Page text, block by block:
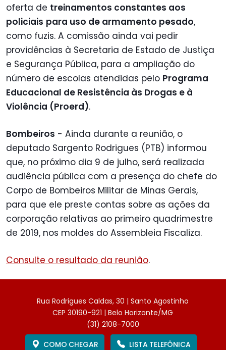
oferta de treinamentos constantes aos
policiais para uso de armamento pesado,
como fuzis. A comissão ainda vai pedir
providências à Secretaria de Estado de Justiça
e Segurança Pública, para a ampliação do
número de escolas atendidas pelo Programa
Educacional de Resistência às Drogas e à
Violência (Proerd).
Bombeiros - Ainda durante a reunião, o
deputado Sargento Rodrigues (PTB) informou
que, no próximo dia 9 de julho, será realizada
audiência pública com a presença do chefe do
Corpo de Bombeiros Militar de Minas Gerais,
para que ele preste contas sobre as ações da
corporação relativas ao primeiro quadrimestre
de 2019, nos moldes do Assembleia Fiscaliza.
Consulte o resultado da reunião.
Rua Rodrigues Caldas, 30 | Santo Agostinho
CEP 30190-921 | Belo Horizonte/MG
(31) 2108-7000
COMO CHEGAR
LISTA TELEFÔNICA